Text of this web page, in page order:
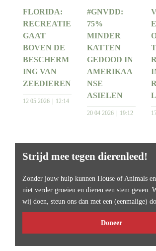
FLORIDA:
RECREATIE
GAAT
BOVEN DE
BESCHERM
ING VAN
ZEEDIEREN
12 05 2026 12:14
#GNVDD:
75%
MINDER
KATTEN
GEDOOD IN
AMERIKAA
NSE
ASIELEN
20 04 2026 19:12
Strijd mee tegen dierenleed!
Zonder jouw hulp kunnen House of Animals
niet verder groeien en dieren een stem geven.
wij doen, steun ons dan met een (eenmalige)
Doneer